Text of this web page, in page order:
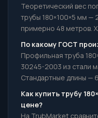
Теоретический вес
трубы 180×100×5 мм —
примерно 48 метров.
По какому ГОСТ
Профильная труба
30245-2003 из стали
Стандартные длины —
Как купить трубу
цене?
На TrubMarket